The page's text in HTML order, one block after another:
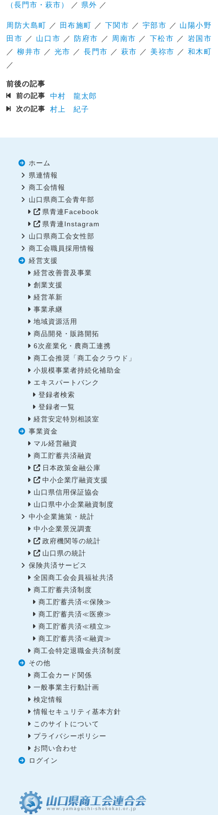
（長門市・萩市）
／ 県外 ／
周防大島町 ／ 田布施町 ／下関市 ／ 宇部市 ／ 山陽小野
田市 ／ 山口市 ／ 防府市 ／ 周南市 ／ 下松市 ／ 岩国市
／柳井市 ／ 光市 ／長門市 ／ 萩市 ／ 美祢市 ／ 和木町
／
前後の記事
前の記事 中村 龍太郎
次の記事 村上 紀子
ホーム
県連情報
商工会情報
山口県商工会青年部
県青連Facebook
県青連Instagram
山口県商工会女性部
商工会職員採用情報
経営支援
経営改善普及事業
創業支援
経営革新
事業承継
地域資源活用
商品開発・販路開拓
6次産業化・農商工連携
商工会推奨「商工会クラウド」
小規模事業者持続化補助金
エキスパートバンク
登録者検索
登録者一覧
経営安定特別相談室
事業資金
マル経営融資
商工貯蓄共済融資
日本政策金融公庫
中小企業庁融資支援
山口県信用保証協会
山口県中小企業融資制度
中小企業施策・統計
中小企業景況調査
政府機関等の統計
山口県の統計
保険共済サービス
全国商工会会員福祉共済
商工貯蓄共済制度
商工貯蓄共済≪保険≫
商工貯蓄共済≪医療≫
商工貯蓄共済≪積立≫
商工貯蓄共済≪融資≫
商工会特定退職金共済制度
その他
商工会カード関係
一般事業主行動計画
検定情報
情報セキュリティ基本方針
このサイトについて
プライバシーポリシー
お問い合わせ
ログイン